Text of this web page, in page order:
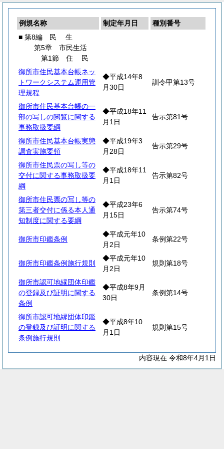
例規名称 制定年月日
種別番号
■ 第8編
民 生
第5章 市民生活
第1節 住
民
御所市住民基本台帳ネッ
トワークシステム運用管
理規程
◆平成14年8
月30日
訓令甲第13号
御所市住民基本台帳の一
部の写しの閲覧に関する
事務取扱要綱
◆平成18年11
月1日
告示第81号
御所市住民基本台帳実態
調査実施要領
◆平成19年3
月28日
告示第29号
御所市住民票の写し等の
交付に関する事務取扱要
綱
◆平成18年11
月1日
告示第82号
御所市住民票の写し等の
第三者交付に係る本人通
知制度に関する要綱
◆平成23年6
月15日
告示第74号
御所市印鑑条例
◆平成元年10
月2日
条例第22号
御所市印鑑条例施行規則
◆平成元年10
月2日
規則第18号
御所市認可地縁団体印鑑
の登録及び証明に関する
条例
◆平成8年9月
30日
条例第14号
御所市認可地縁団体印鑑
の登録及び証明に関する
条例施行規則
◆平成8年10
月1日
規則第15号
内容現在 令和8年4月1日